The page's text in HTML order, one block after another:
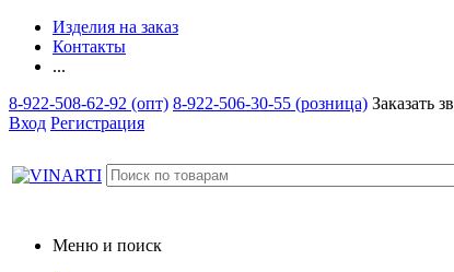
Изделия на заказ
Контакты
...
8-922-508-62-92 (опт) 8-922-506-30-55 (розница) Заказать
Вход Регистрация
Меню и поиск